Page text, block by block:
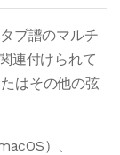
ブ譜のマルチ
連付けられて
はその他の弦
）、